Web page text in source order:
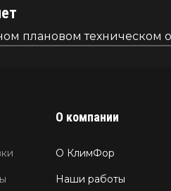
плановом техническом
О компании
О КлимФор
Наши работы